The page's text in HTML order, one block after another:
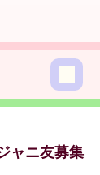
ャニ友募集